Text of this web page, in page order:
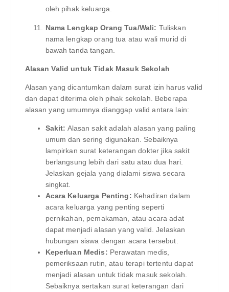
oleh pihak keluarga.
Nama Lengkap Orang Tua/Wali: Tuliskan
nama lengkap orang tua atau wali murid di
bawah tanda tangan.
Alasan Valid untuk Tidak Masuk Sekolah
Alasan yang dicantumkan dalam surat izin harus valid
dan dapat diterima oleh pihak sekolah. Beberapa
alasan yang umumnya dianggap valid antara lain:
Sakit: Alasan sakit adalah alasan yang paling
umum dan sering digunakan. Sebaiknya
lampirkan surat keterangan dokter jika sakit
berlangsung lebih dari satu atau dua hari.
Jelaskan gejala yang dialami siswa secara
singkat.
Acara Keluarga Penting: Kehadiran dalam
acara keluarga yang penting seperti
pernikahan, pemakaman, atau acara adat
dapat menjadi alasan yang valid. Jelaskan
hubungan siswa dengan acara tersebut.
Keperluan Medis: Perawatan medis,
pemeriksaan rutin, atau terapi tertentu dapat
menjadi alasan untuk tidak masuk sekolah.
Sebaiknya sertakan surat keterangan dari